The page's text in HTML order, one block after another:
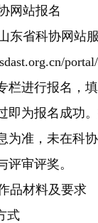
网站报名
东省科协网站
栏进行报名，
即为报名成功
为准，未在科
评审评奖。
品材料及要求
式